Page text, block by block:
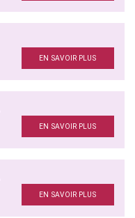
EN SAVOIR PLUS
EN SAVOIR PLUS
EN SAVOIR PLUS